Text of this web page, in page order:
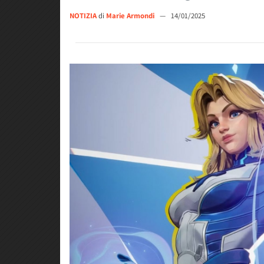
NOTIZIAdi Marie Armondi — 14/01/2025